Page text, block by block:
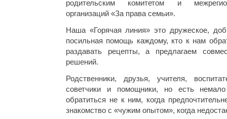
родительским комитетом и
организаций «За права семьи».
Наша «Горячая линия» это дружеское,
посильная помощь каждому, кто к нам
раздавать рецепты, а предлагаем
решений.
Родственники, друзья, учителя,
советчики и помощники, но есть
обратиться не к ним, когда
знакомство с «чужим опытом», когда